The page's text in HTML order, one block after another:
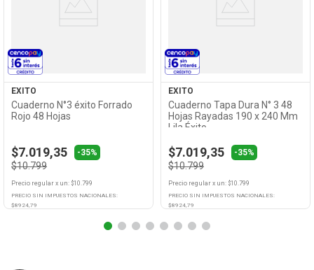
Producto
EXITO
Cuaderno N°3 éxito Forrado
Rojo 48 Hojas
$7.019,35 -35%
$10.799
Precio regular x un: $10.799
PRECIO SIN IMPUESTOS NACIONALES:
$8924,79
Producto
EXITO
Cuaderno Tapa Dura N° 3 48
Hojas Rayadas 190 x 240 Mm
Lila Éxito
$7.019,35 -35%
$10.799
Precio regular x un: $10.799
PRECIO SIN IMPUESTOS NACIONALES:
$8924,79